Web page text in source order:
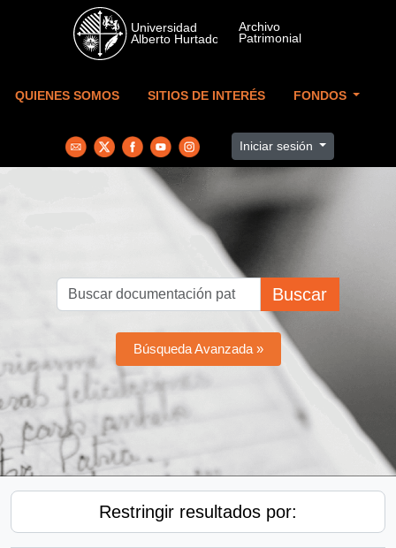
Skip to main content
QUIENES SOMOS SITIOS DE INTERÉS FONDOS
Iniciar sesión
Buscar
Búsqueda Avanzada »
Restringir resultados por: